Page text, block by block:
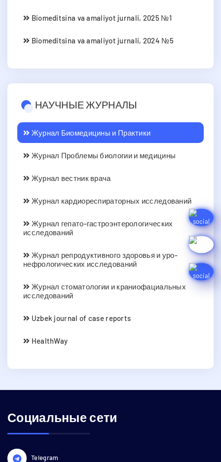
Biomeditsina va amaliyot jurnali, 2025 №1
Biomeditsina va amaliyot jurnali, 2024 №5
НАУЧНЫЕ ЖУРНАЛЫ
Журнал Биомедицины и Практики
Журнал Проблемы биологии и медицины
Журнал вестник врача
Журнал кардиореспираторных исследований
Журнал гепато-гастроэнтерологических
исследований
Журнал репродуктивного здоровья и уро-
нефрологических исследований
Журнал стоматологии и краниофациальных
исследований
Uzbek journal of case reports
HealthWay
Социальные сети
Telegram